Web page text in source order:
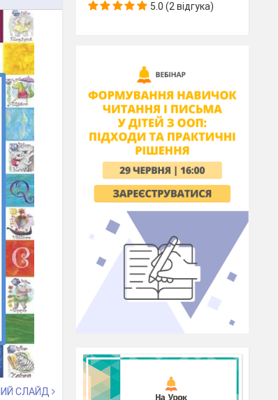
СЛАЙД
5.0 (2 відгука)